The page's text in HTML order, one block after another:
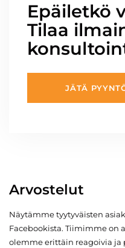
Epäiletkö
Tilaa
JÄTÄ
Arvostelut
Näytämme tyytyväisten
Facebookista. Tiimimme on
olemme erittäin reagoivia